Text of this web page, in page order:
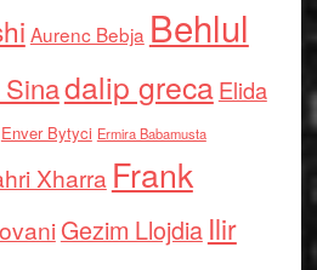
Aurenc Bebja Behlul
dalip grecaElida
Enver Bytyci Ermira Babamusta
Xharra Frank
Gezim Llojdia Ilir